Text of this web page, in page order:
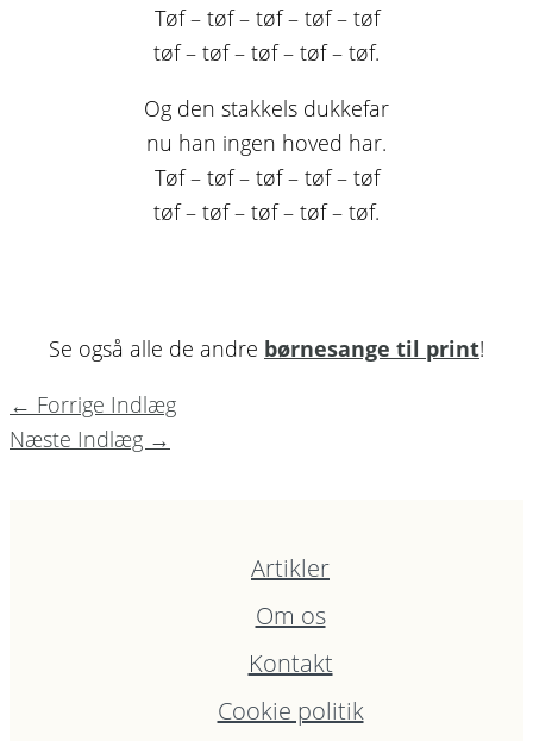
Tøf – tøf – tøf – tøf – tøf
tøf – tøf – tøf – tøf – tøf.
Og den stakkels dukkefar
nu han ingen hoved har.
Tøf – tøf – tøf – tøf – tøf
tøf – tøf – tøf – tøf – tøf.
Se også alle de andre børnesange til print!
← Forrige Indlæg
Næste Indlæg →
Artikler
Om os
Kontakt
Cookie politik